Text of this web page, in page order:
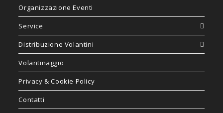
Organizzazione Eventi
Service
Distribuzione Volantini
Volantinaggio
Privacy & Cookie Policy
Contatti